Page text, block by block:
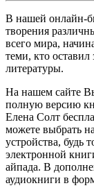
В нашей онлайн-
творения
всего мира,
теми, кто оставил
литературы.
На нашем сайте
полную версию
Елена Солт
можете выбрать
устройства, будь
электронной
айпада. В
аудиокниги в